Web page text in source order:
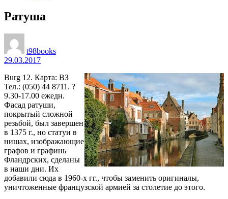
Ратуша
t98books
29.03.2017
Burg 12. Карта: ВЗ
Тел.: (050) 44 8711. ?
9.30-17.00 ежедн.
Фасад ратуши,
покрытый сложной
резьбой, был завершен
в 1375 г., но статуи в
нишах, изображающие
графов и графинь
Фландрских, сделаны
в наши дни. Их
добавили сюда в 1960-х гг., чтобы заменить оригиналы,
уничтоженные французской армией за столетие до этого.